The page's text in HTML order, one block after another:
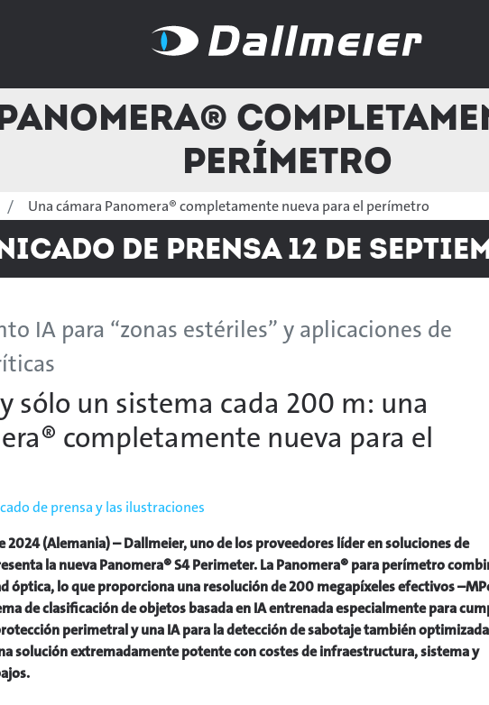
perímetro
Una cámara Panomera® completamente nueva para el perímetro
de prensa 12 de
IA para “zonas estériles” y aplicaciones de
sólo un sistema cada 200 m: una
completamente nueva para el
de prensa y las ilustraciones
2024 (Alemania) – Dallmeier, uno de los proveedores líder en soluciones de
la nueva Panomera® S4 Perimeter. La Panomera® para perímetro
óptica, lo que proporciona una resolución de 200 megapíxeles efectivos
de clasificación de objetos basada en IA entrenada especialmente para
perimetral y una IA para la detección de sabotaje también optimizada
solución extremadamente potente con costes de infraestructura, sistema y